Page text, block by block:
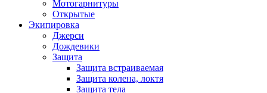
Мотогарнитуры
Открытые
Экипировка
Джерси
Дождевики
Защита
Защита встраиваемая
Защита колена, локтя
Защита тела